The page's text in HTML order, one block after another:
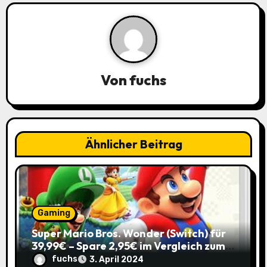
g
t
i
o
n
Vonfuchs
Ähnlicher Beitrag
Gaming
Super Mario Bros. Wonder (Switch) für
39,99€ – Spare 2,95€ im Vergleich zum
Normalpreis!
fuchs 3. April 2024